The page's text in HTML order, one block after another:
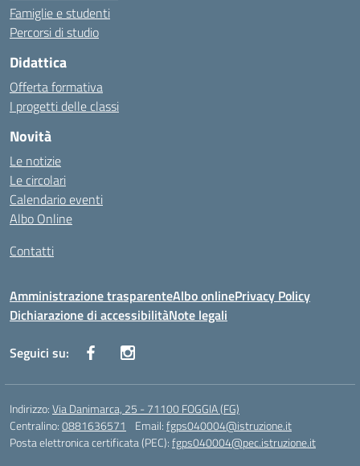
Famiglie e studenti
Percorsi di studio
Didattica
Offerta formativa
I progetti delle classi
Novità
Le notizie
Le circolari
Calendario eventi
Albo Online
Contatti
Amministrazione trasparenteAlbo onlinePrivacy Policy
Dichiarazione di accessibilitàNote legali
Seguici su:
Indirizzo:Via Danimarca, 25 - 71100 FOGGIA (FG)
Centralino:0881636571 Email:fgps040004@istruzione.it
Posta elettronica certificata (PEC):fgps040004@pec.istruzione.it